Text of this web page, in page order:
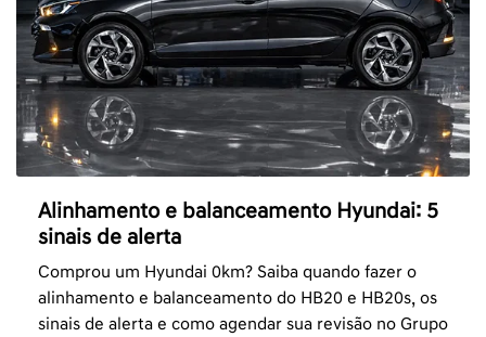
Alinhamento e balanceamento Hyundai: 5
sinais de alerta
Comprou um Hyundai 0km? Saiba quando fazer o
alinhamento e balanceamento do HB20 e HB20s, os
sinais de alerta e como agendar sua revisão no Grupo